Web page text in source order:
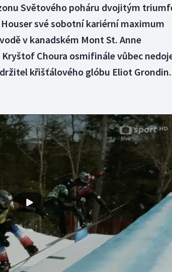
Světového poháru dvojitým
své sobotní kariérní maximum
v kanadském Mont St. Anne
Choura osmifinále vůbec
křišťálového glóbu Eliot Grondin.